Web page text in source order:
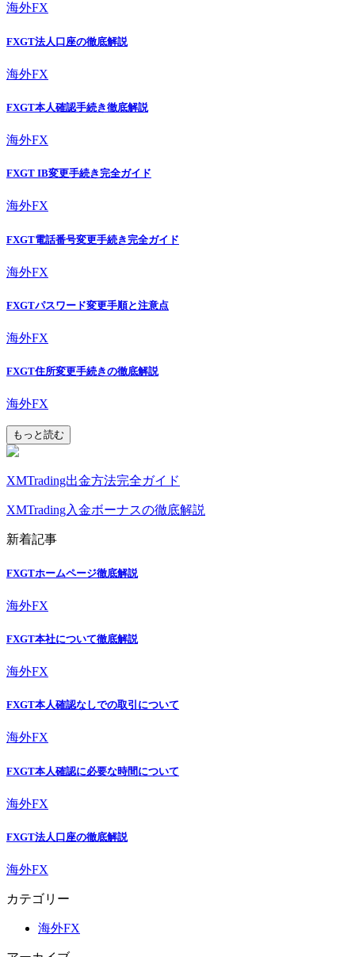
海外FX
FXGT法人口座の徹底解説
海外FX
FXGT本人確認手続き徹底解説
海外FX
FXGT IB変更手続き完全ガイド
海外FX
FXGT電話番号変更手続き完全ガイド
海外FX
FXGTパスワード変更手順と注意点
海外FX
FXGT住所変更手続きの徹底解説
海外FX
もっと読む
XMTrading出金方法完全ガイド
XMTrading入金ボーナスの徹底解説
新着記事
FXGTホームページ徹底解説
海外FX
FXGT本社について徹底解説
海外FX
FXGT本人確認なしでの取引について
海外FX
FXGT本人確認に必要な時間について
海外FX
FXGT法人口座の徹底解説
海外FX
カテゴリー
海外FX